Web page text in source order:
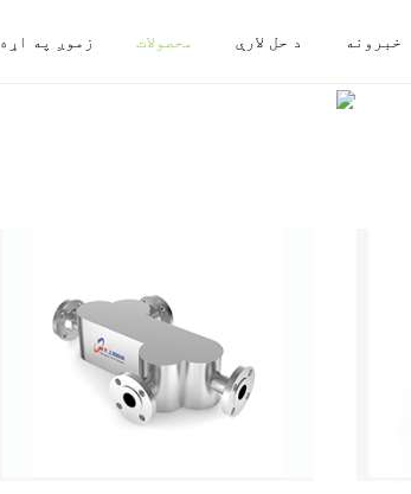
زموږ په اړه محصولات د حل لارې خبرونه
محصولات